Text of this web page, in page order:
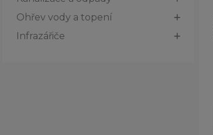
Ohřev vody a topení
Infrazářiče